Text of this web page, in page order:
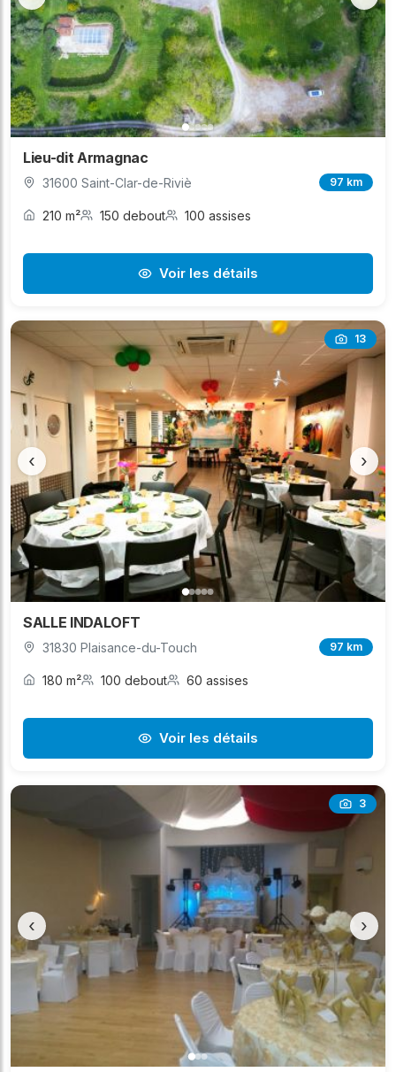
Lieu-dit Armagnac
31600 Saint-Clar-de-Riviè 97 km
210 m² 150 debout 100 assises
Voir les détails
13
‹ ›
SALLE INDALOFT
31830 Plaisance-du-Touch 97 km
180 m² 100 debout 60 assises
Voir les détails
3
‹ ›